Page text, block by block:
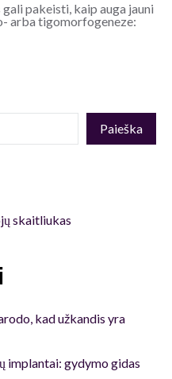
pakeisti, kaip auga jauni
arba tigomorfogeneze:
Paieška
kad užkandis yra
implantai: gydymo gidas